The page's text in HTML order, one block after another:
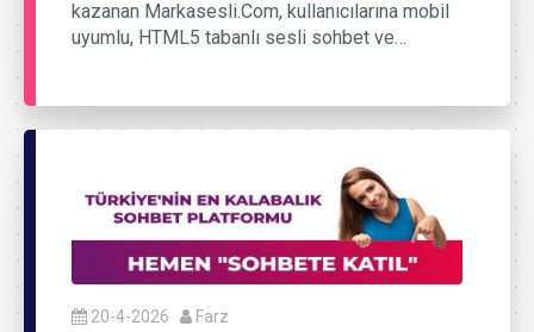
kazanan Markasesli.Com, kullanıcılarına mobil
uyumlu, HTML5 tabanlı sesli sohbet ve…
20-4-2026 Farz